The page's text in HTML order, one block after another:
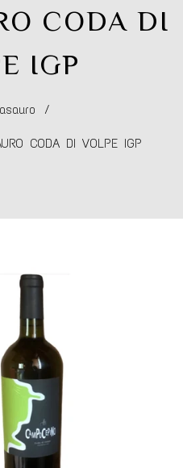
CODA DI
IGP
/
CODA DI VOLPE IGP